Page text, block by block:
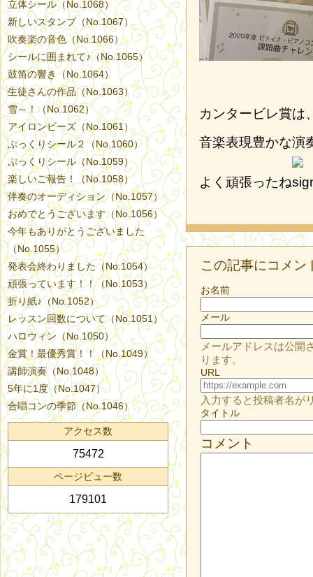
カンタービレ賞は
音楽表現豊かな演
よく頑張ったね
この記事にコメン
お名前
メール
メールアドレスは公開
ります。
URL
入力すると投稿者名が
タイトル
コメント
立体シール（No.1068）
新しいスタンプ（No.1067）
吹奏楽の音色（No.1066）
シールに囲まれて♪（No.1065）
鼓笛の響き（No.1064）
生徒さんの作品（No.1063）
雪～！（No.1062）
アイロンビーズ（No.1061）
ぷっくりシール２（No.1060）
ぷっくりシール（No.1059）
楽しいご報告！（No.1058）
伴奏のオーディション（No.1057）
おめでとうございます（No.1056）
今年もありがとうございました
（No.1055）
発表会終わりました（No.1054）
頑張っています！！（No.1053）
折り紙♪（No.1052）
レッスン回数について（No.1051）
ハロウィン（No.1050）
金賞！最優秀賞！！（No.1049）
講師演奏（No.1048）
5年に1度（No.1047）
合唱コンの季節（No.1046）
アクセス数
75472
ページビュー数
179101